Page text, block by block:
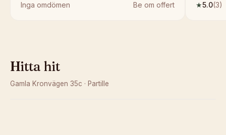
Inga omdömen Be om offert ★5.0(3)
Hitta hit
Gamla Kronvägen 35c · Partille